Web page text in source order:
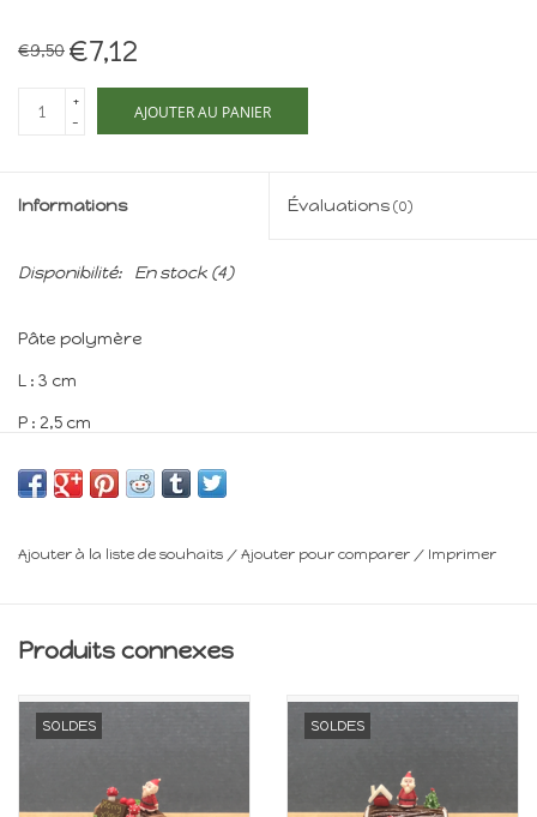
€9,50 €7,12
+
-
AJOUTER AU PANIER
Informations Évaluations (0)
Disponibilité: En stock (4)
Pâte polymère
L : 3 cm
P : 2,5 cm
H : 2,5 cm
Minimum 14 ans
Ajouter à la liste de souhaits / Ajouter pour comparer / Imprimer
Produits connexes
SOLDES SOLDES